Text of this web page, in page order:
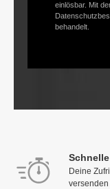
einlösbar. Mit
behandelt.
Deine